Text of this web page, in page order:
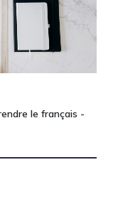
le français -